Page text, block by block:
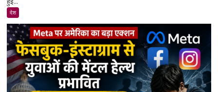
अबान
का
होगा
पिता
देश